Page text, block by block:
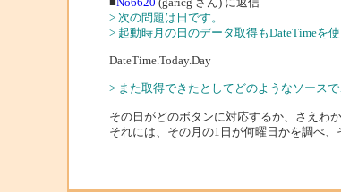
> 次の問題は日です。
> 起動時月の日のデータ取得もDateTimeを
DateTime.Today.Day
> また取得できたとしてどのようなソース
その日がどのボタンに対応するか、さえわ
それには、その月の1日が何曜日かを調べ、